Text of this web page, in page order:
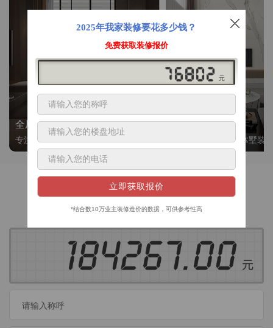
全屋整装
专注整装24年，高标准，选美迪 十年后仍爱我家
别墅大平层
高端私人定制，整体墅装
获取装修预算